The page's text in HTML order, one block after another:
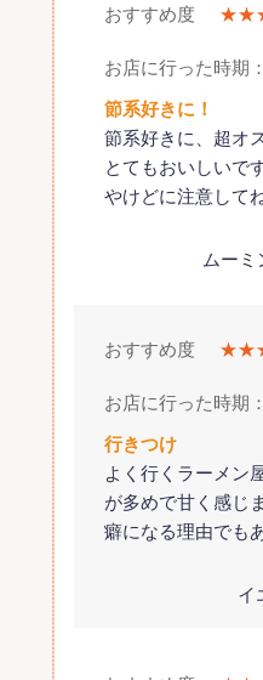
おすすめ度
お店に行った時期
節系好きに！
節系好きに、超オ
とてもおいしいで
やけどに注意して
ムー
おすすめ度
お店に行った時期
行きつけ
よく行くラーメン
が多めで甘く感じ
癖になる理由でも
イ